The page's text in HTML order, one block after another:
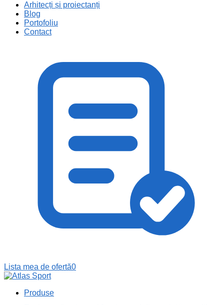
Arhitecți și proiectanți
Blog
Portofoliu
Contact
Lista mea de ofertă0
Produse